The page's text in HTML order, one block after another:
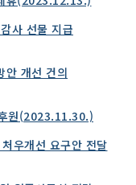
사 선물 지급
안 개선 건의
원(2023.11.30.)
우개선 요구안 전달